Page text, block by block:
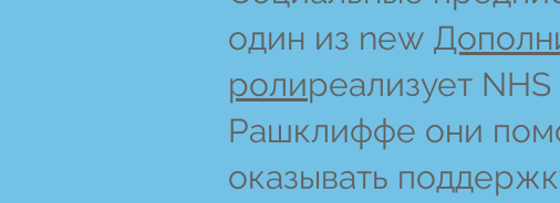
один из new
ролиреализует
Рашклиффе они
оказывать